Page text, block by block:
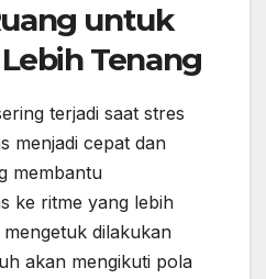
untuk
Tenang
terjadi saat stres
menjadi cepat dan
membantu
ke ritme yang lebih
dilakukan
akan mengikuti pola